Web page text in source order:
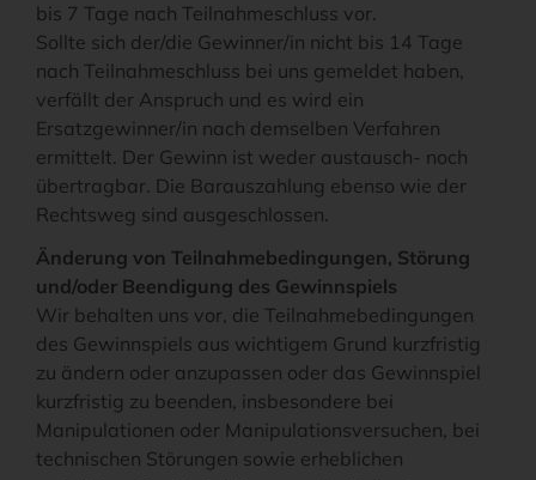
bis 7 Tage nach Teilnahmeschluss vor.
Sollte sich der/die Gewinner/in nicht bis 14 Tage
nach Teilnahmeschluss bei uns gemeldet haben,
verfällt der Anspruch und es wird ein
Ersatzgewinner/in nach demselben Verfahren
ermittelt. Der Gewinn ist weder austausch- noch
übertragbar. Die Barauszahlung ebenso wie der
Rechtsweg sind ausgeschlossen.
Änderung von Teilnahmebedingungen, Störung
und/oder Beendigung des Gewinnspiels
Wir behalten uns vor, die Teilnahmebedingungen
des Gewinnspiels aus wichtigem Grund kurzfristig
zu ändern oder anzupassen oder das Gewinnspiel
kurzfristig zu beenden, insbesondere bei
Manipulationen oder Manipulationsversuchen, bei
technischen Störungen sowie erheblichen